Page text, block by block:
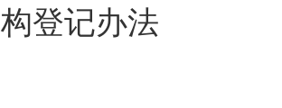
构登记办法